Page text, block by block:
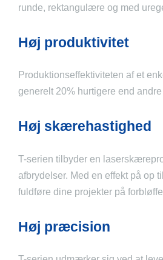
runde, rektangulære og med
Høj produktivitet
Produktionseffektiviteten af et
generelt 20% hurtigere end
Høj skærehastighed
T-serien tilbyder en
afbrydelser. Med en effekt på op
fuldføre dine projekter på
Høj præcision